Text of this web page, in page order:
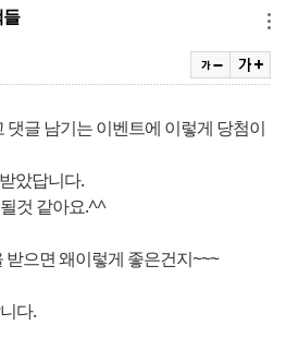
댓글 남기는 이벤트에 이렇게 당첨이
았답니다.
것 같아요.^^
으면 왜이렇게 좋은건지~~~
다.